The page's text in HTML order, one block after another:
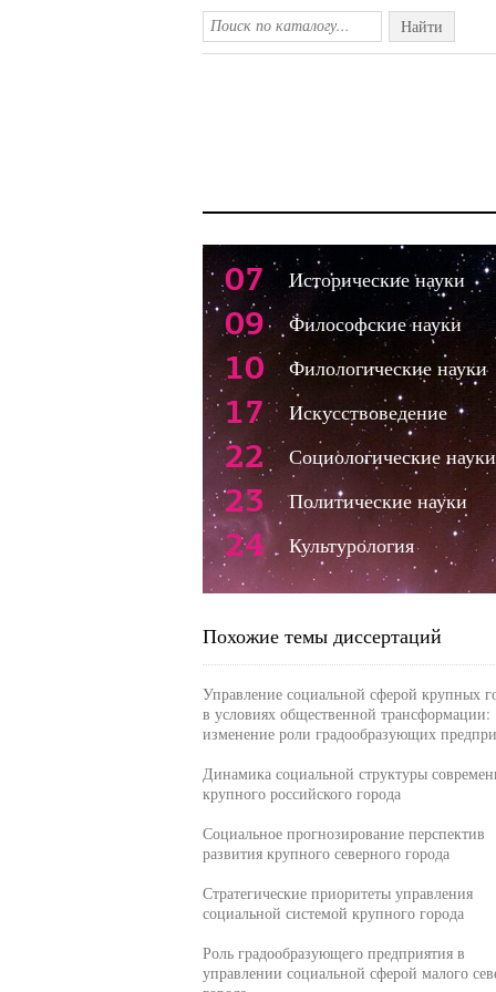
Найти
07 Исторические науки
09 Философские науки
10 Филологические науки
17 Искусствоведение
22 Социологические науки
23 Политические науки
24 Культурология
Похожие темы диссертаций
Управление социальной сферой крупных
в условиях общественной трансформации:
изменение роли градообразующих
Динамика социальной структуры
крупного российского города
Социальное прогнозирование перспектив
развития крупного северного города
Стратегические приоритеты управления
социальной системой крупного города
Роль градообразующего предприятия в
управлении социальной сферой малого